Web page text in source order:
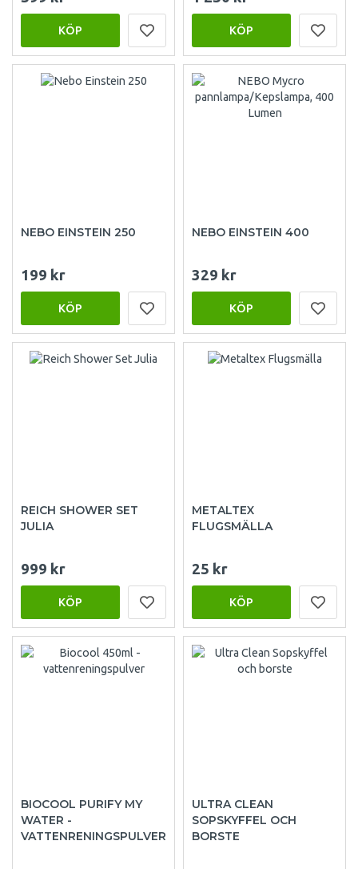
KÖP KÖP
NEBO EINSTEIN 250
199 kr
KÖP
NEBO EINSTEIN 400
329 kr
KÖP
REICH SHOWER SET
JULIA
999 kr
KÖP
METALTEX
FLUGSMÄLLA
25 kr
KÖP
BIOCOOL PURIFY MY
WATER -
VATTENRENINGSPULVER
ULTRA CLEAN
SOPSKYFFEL OCH
BORSTE